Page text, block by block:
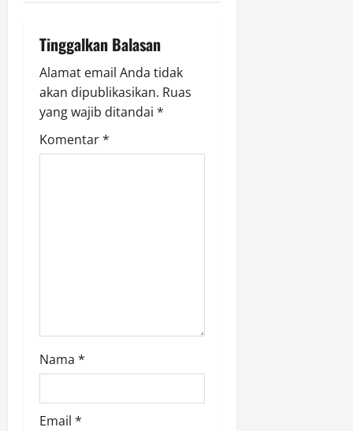
a
t
i
o
Tinggalkan Balasan
Alamat email Anda tidak
akan dipublikasikan. Ruas
yang wajib ditandai *
Komentar*
Nama *
Email *